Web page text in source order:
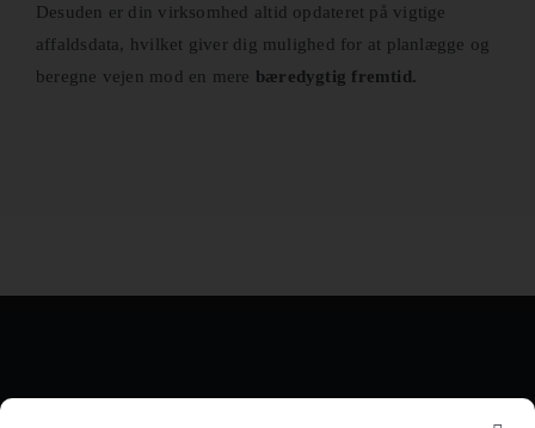
Desuden er din virksomhed altid opdateret på vigtige
affaldsdata, hvilket giver dig mulighed for at planlægge og
beregne vejen mod en mere bæredygtig fremtid.